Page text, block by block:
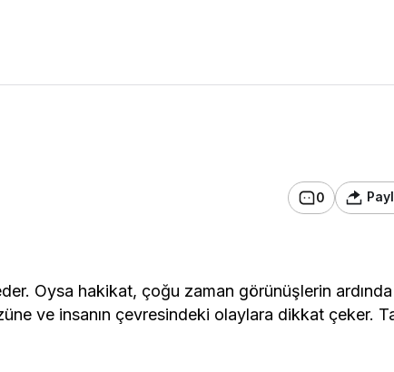
0
Oysa hakikat, çoğu zaman görünüşlerin ardında
ve insanın çevresindeki olaylara dikkat çeker.